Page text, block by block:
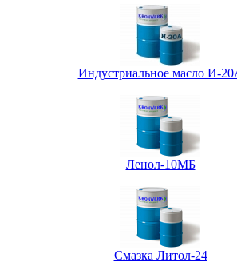
Индустриальное масло И-
Ленол-10МБ
Смазка Литол-24